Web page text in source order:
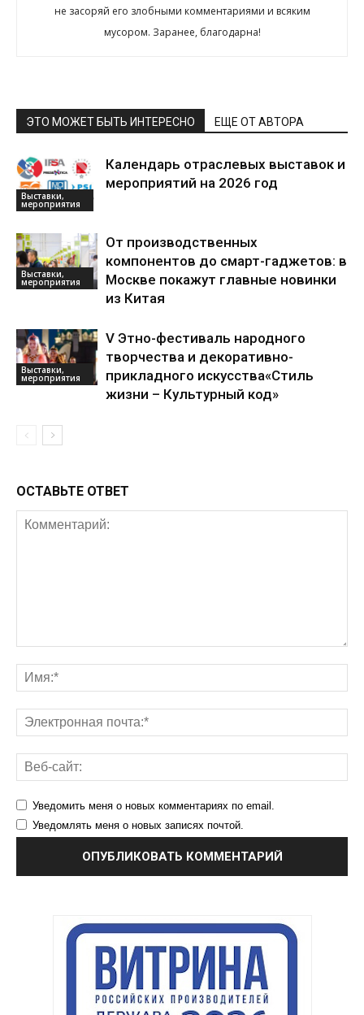
не засоряй его злобными комментариями и всяким
мусором. Заранее, благодарна!
ЭТО МОЖЕТ БЫТЬ ИНТЕРЕСНО ЕЩЕ ОТ АВТОРА
Выставки,
мероприятия
Календарь отраслевых выставок и
мероприятий на 2026 год
Выставки,
мероприятия
От производственных
компонентов до смарт-гаджетов: в
Москве покажут главные новинки
из Китая
Выставки,
мероприятия
V Этно-фестиваль народного
творчества и декоративно-
прикладного искусства«Стиль
жизни – Культурный код»
ОСТАВЬТЕ ОТВЕТ
Уведомить меня о новых комментариях по email.
Уведомлять меня о новых записях почтой.